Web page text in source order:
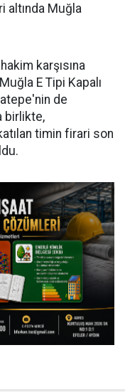
altında Muğla
karşısına
E Tipi Kapalı
de
birlikte,
timin firari son